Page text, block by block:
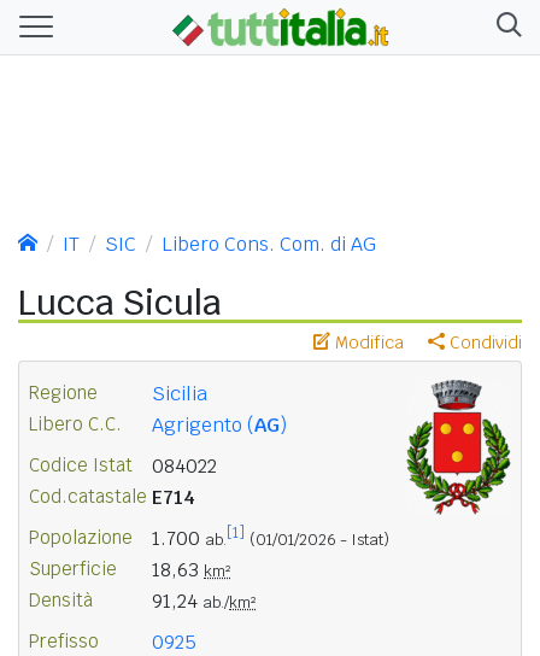
IT SIC Libero Cons. Com. di AG
Lucca Sicula
Modifica Condividi
Regione Sicilia
Libero C.C. Agrigento (AG)
Codice Istat 084022
Cod.catastale E714
Popolazione 1.700 ab. [1] (01/01/2026 - Istat)
Superficie 18,63 km²
Densità 91,24 ab./km²
Prefisso 0925